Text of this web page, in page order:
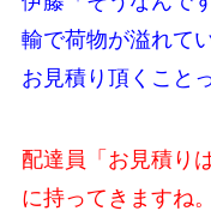
輸で荷物が溢れて
お見積り頂くこと
配達員「お見積り
に持ってきますね